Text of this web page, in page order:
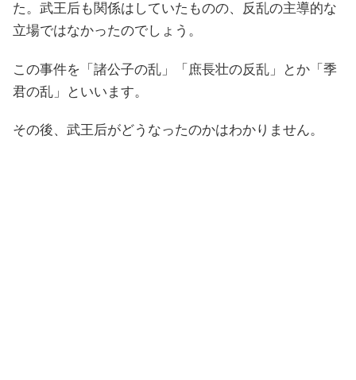
た。武王后も関係はしていたものの、反乱の主導的な
立場ではなかったのでしょう。
この事件を「諸公子の乱」「庶長壮の反乱」とか「季
君の乱」といいます。
その後、武王后がどうなったのかはわかりません。